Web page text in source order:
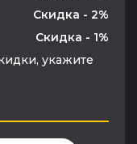
Скидка - 2%
Скидка - 1%
укажите